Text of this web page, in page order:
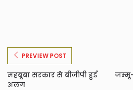
PREVIEW POST
महबूबा सरकार से बीजीपी हुई
अलग